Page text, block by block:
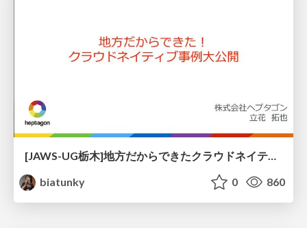
[JAWS-UG栃木]地方だからできたクラウドネイティブ事例大公開！ / jawsug_tochigi_tachibana
biatunky
0 860